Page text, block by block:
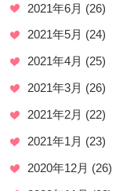
2021年6月 (26)
2021年5月 (24)
2021年4月 (25)
2021年3月 (26)
2021年2月 (22)
2021年1月 (23)
2020年12月 (26)